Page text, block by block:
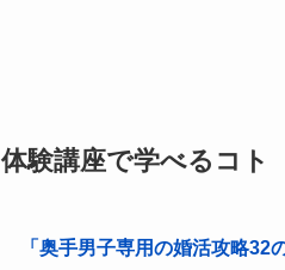
体験講座で学べるコト
「奥手男子専用の婚活攻略32